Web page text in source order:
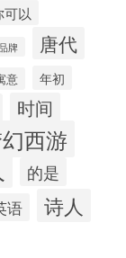
可以
牌 唐代
意 年初
时间
西游
的是
语 诗人